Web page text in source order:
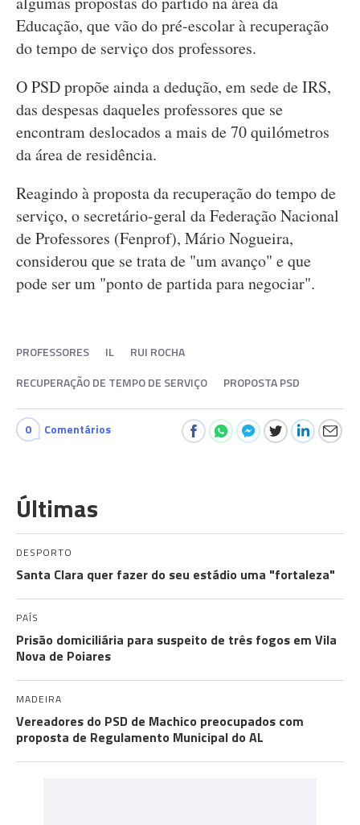
Educação, que vão do pré-escolar à recuperação
do tempo de serviço dos professores.
O PSD propõe ainda a dedução, em sede de IRS,
das despesas daqueles professores que se
encontram deslocados a mais de 70 quilómetros
da área de residência.
Reagindo à proposta da recuperação do tempo de
serviço, o secretário-geral da Federação Nacional
de Professores (Fenprof), Mário Nogueira,
considerou que se trata de "um avanço" e que
pode ser um "ponto de partida para negociar".
PROFESSORES IL
RUI ROCHA
RECUPERAÇÃO DE TEMPO DE SERVIÇO
PROPOSTA PSD
0 Comentários
Últimas
DESPORTO
Santa Clara quer fazer do seu estádio uma "fortaleza"
PAÍS
Prisão domiciliária para suspeito de três fogos em Vila
Nova de Poiares
MADEIRA
Vereadores do PSD de Machico preocupados com
proposta de Regulamento Municipal do AL